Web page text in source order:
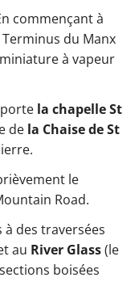
commençant à
du Manx
à vapeur
la chapelle St
de la Chaise de St
le
Road.
des traversées
au River Glass(le
boisées